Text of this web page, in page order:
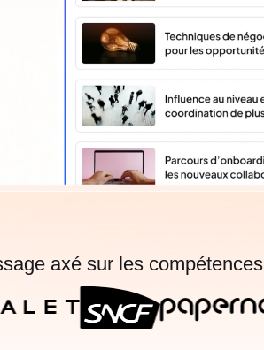
axé sur les compétences